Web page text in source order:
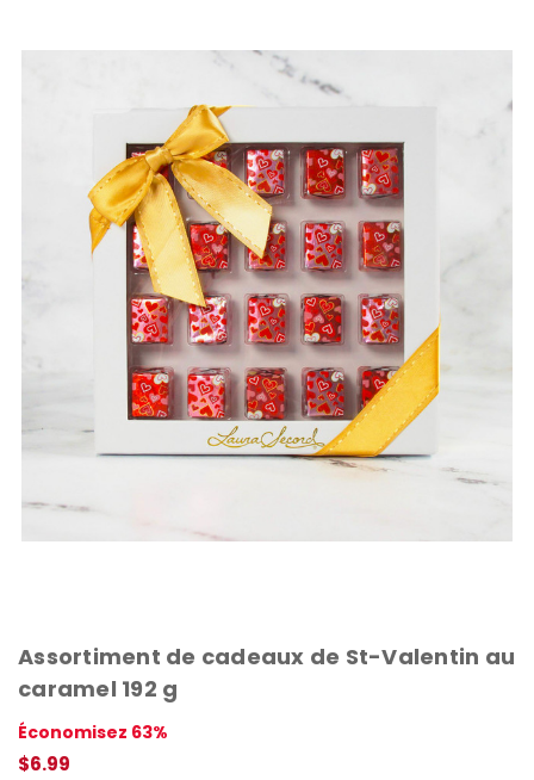
Assortiment de cadeaux de St-Valentin au
caramel 192 g
Économisez 63%
$6.99